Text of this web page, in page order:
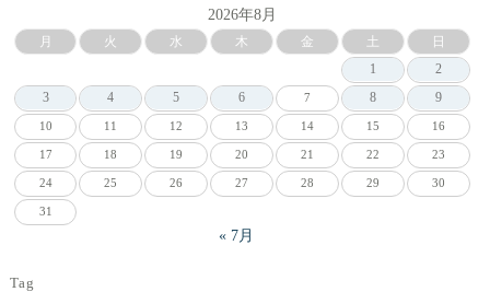
2026年8月
月 火 水 木 金 土
日
1
2
3
4 5 6 7 8 9
10 11 12 13 14 15 16
17 18 19 20 21 22 23
24 25 26 27 28 29 30
31
« 7月
Tag